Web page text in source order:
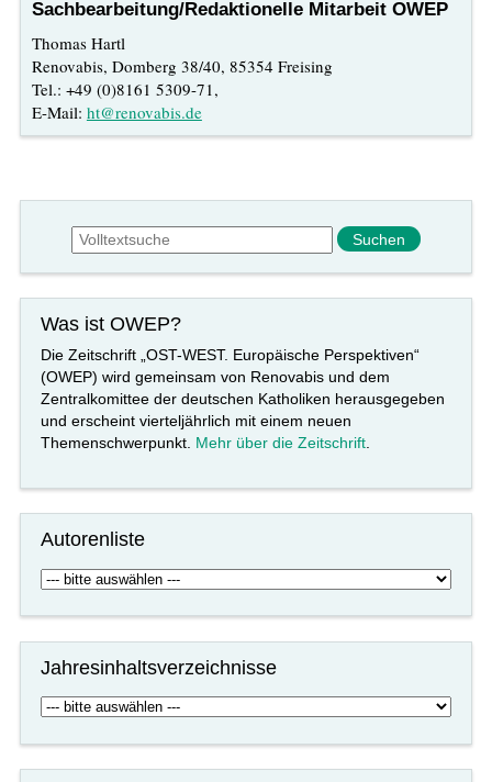
Sachbearbeitung/Redaktionelle Mitarbeit OWEP
Thomas Hartl
Renovabis, Domberg 38/40, 85354 Freising
Tel.: +49 (0)8161 5309-71,
E-Mail: ht@renovabis.de
Suchformular
Suche
Was ist OWEP?
Die Zeitschrift „OST-WEST. Europäische Perspektiven“
(OWEP) wird gemeinsam von Renovabis und dem
Zentralkomittee der deutschen Katholiken herausgegeben
und erscheint vierteljährlich mit einem neuen
Themenschwerpunkt. Mehr über die Zeitschrift.
Autorenliste
Jahresinhaltsverzeichnisse